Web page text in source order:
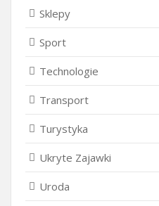
Sklepy
Sport
Technologie
Transport
Turystyka
Ukryte Zajawki
Uroda